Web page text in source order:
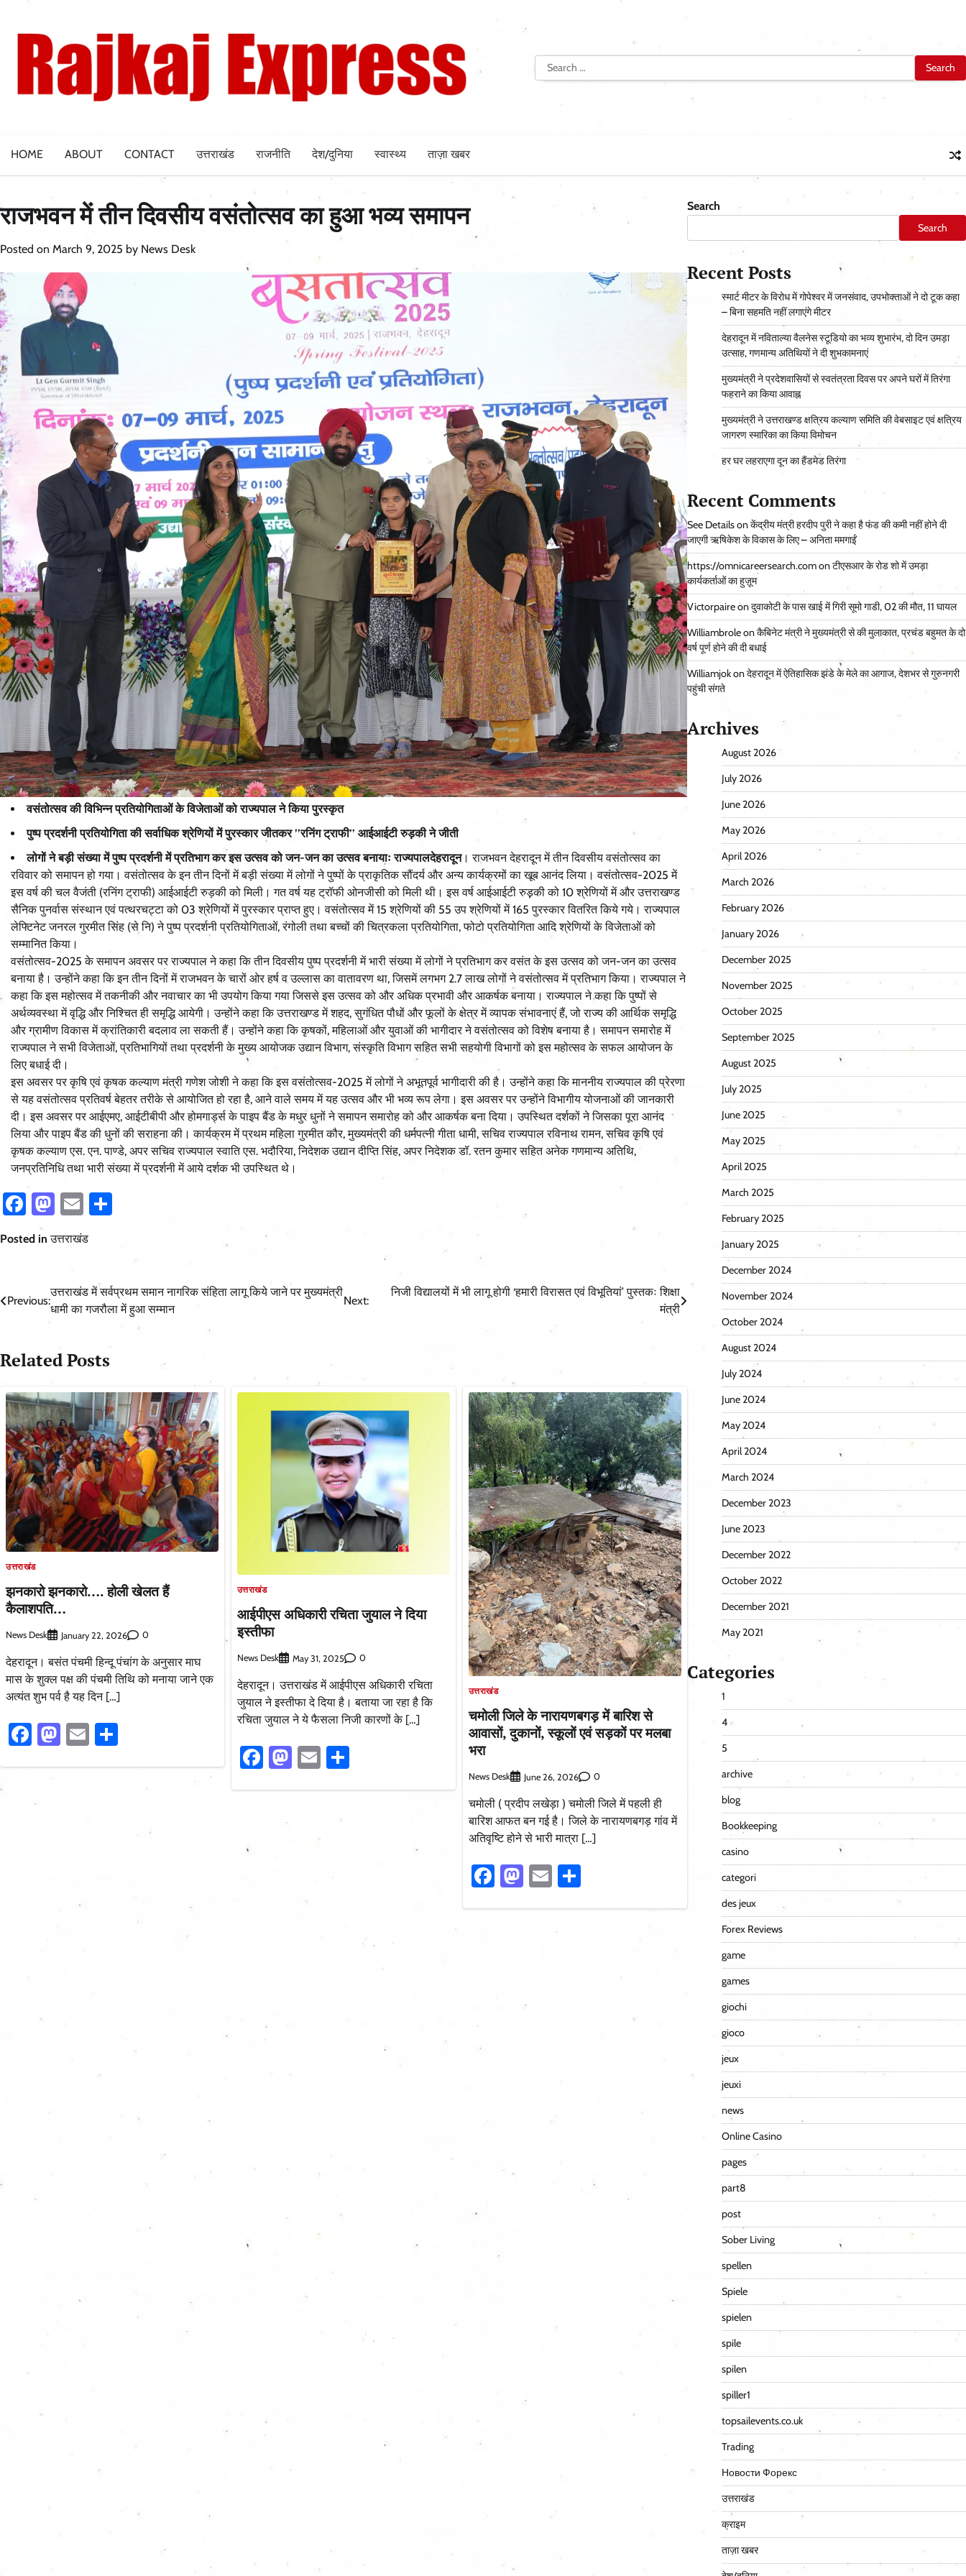
content
Search
for:
HOME ABOUT CONTACT उत्तराखंड राजनीति देश/दुनिया स्वास्थ्य ताज़ा खबर
राजभवन में तीन दिवसीय वसंतोत्सव का हुआ भव्य समापन
Posted on March 9, 2025 by News Desk
वसंतोत्सव की विभिन्न प्रतियोगिताओं के विजेताओं को राज्यपाल ने किया पुरस्कृत
पुष्प प्रदर्शनी प्रतियोगिता की सर्वाधिक श्रेणियों में पुरस्कार जीतकर ’’रनिंग ट्राफी’’ आईआईटी रुड़की ने जीती
लोगों ने बड़ी संख्या में पुष्प प्रदर्शनी में प्रतिभाग कर इस उत्सव को जन-जन का उत्सव बनायाः राज्यपालदेहरादून। राजभवन देहरादून में तीन दिवसीय वसंतोत्सव का
रविवार को समापन हो गया। वसंतोत्सव के इन तीन दिनों में बड़ी संख्या में लोगों ने पुष्पों के प्राकृतिक सौंदर्य और अन्य कार्यक्रमों का खूब आनंद लिया। वसंतोत्सव-2025 में
इस वर्ष की चल वैजंती (रनिंग ट्राफी) आईआईटी रुड़की को मिली। गत वर्ष यह ट्रॉफी ओनजीसी को मिली थी। इस वर्ष आईआईटी रुड़़की को 10 श्रेणियों में और उत्तराखण्ड
सैनिक पुनर्वास संस्थान एवं पत्थरचट्टा को 03 श्रेणियों में पुरस्कार प्राप्त हुए। वसंतोत्सव में 15 श्रेणियों की 55 उप श्रेणियों में 165 पुरस्कार वितरित किये गये। राज्यपाल
लेफ्टिनेट जनरल गुरमीत सिंह (से नि) ने पुष्प प्रदर्शनी प्रतियोगिताओं, रंगोली तथा बच्चों की चित्रकला प्रतियोगिता, फोटो प्रतियोगिता आदि श्रेणियों के विजेताओं को
सम्मानित किया।
वसंतोत्सव-2025 के समापन अवसर पर राज्यपाल ने कहा कि तीन दिवसीय पुष्प प्रदर्शनी में भारी संख्या में लोगों ने प्रतिभाग कर वसंत के इस उत्सव को जन-जन का उत्सव
बनाया है। उन्होंने कहा कि इन तीन दिनों में राजभवन के चारों ओर हर्ष व उल्लास का वातावरण था, जिसमें लगभग 2.7 लाख लोगों ने वसंतोत्सव में प्रतिभाग किया। राज्यपाल ने
कहा कि इस महोत्सव में तकनीकी और नवाचार का भी उपयोग किया गया जिससे इस उत्सव को और अधिक प्रभावी और आकर्षक बनाया। राज्यपाल ने कहा कि पुष्पों से
अर्थव्यवस्था में वृद्धि और निश्चित ही समृद्धि आयेगी। उन्होंने कहा कि उत्तराखण्ड में शहद, सुगंधित पौधों और फूलों के क्षेत्र में व्यापक संभावनाएं हैं, जो राज्य की आर्थिक समृद्धि
और ग्रामीण विकास में क्रांतिकारी बदलाव ला सकती हैं। उन्होंने कहा कि कृषकों, महिलाओं और युवाओं की भागीदार ने वसंतोत्सव को विशेष बनाया है। समापन समारोह में
राज्यपाल ने सभी विजेताओं, प्रतिभागियों तथा प्रदर्शनी के मुख्य आयोजक उद्यान विभाग, संस्कृति विभाग सहित सभी सहयोगी विभागों को इस महोत्सव के सफल आयोजन के
लिए बधाई दी।
इस अवसर पर कृषि एवं कृषक कल्याण मंत्री गणेश जोशी ने कहा कि इस वसंतोत्सव-2025 में लोगों ने अभूतपूर्व भागीदारी की है। उन्होंने कहा कि माननीय राज्यपाल की प्रेरणा
से यह वसंतोत्सव प्रतिवर्ष बेहतर तरीके से आयोजित हो रहा है, आने वाले समय में यह उत्सव और भी भव्य रूप लेगा। इस अवसर पर उन्होंने विभागीय योजनाओं की जानकारी
दी। इस अवसर पर आईएमए, आईटीबीपी और होमगार्ड्स के पाइप बैंड के मधुर धुनों ने समापन समारोह को और आकर्षक बना दिया। उपस्थित दर्शकों ने जिसका पूरा आनंद
लिया और पाइप बैंड की धुनों की सराहना की। कार्यक्रम में प्रथम महिला गुरमीत कौर, मुख्यमंत्री की धर्मपत्नी गीता धामी, सचिव राज्यपाल रविनाथ रामन, सचिव कृषि एवं
कृषक कल्याण एस. एन. पाण्डे, अपर सचिव राज्यपाल स्वाति एस. भदौरिया, निदेशक उद्यान दीप्ति सिंह, अपर निदेशक डॉ. रतन कुमार सहित अनेक गणमान्य अतिथि,
जनप्रतिनिधि तथा भारी संख्या में प्रदर्शनी में आये दर्शक भी उपस्थित थे।
Facebook
Mastodon
Email
Posted inउत्तराखंड
Post
navigation
Previous:
उत्तराखंड में सर्वप्रथम समान नागरिक संहिता लागू किये जाने पर मुख्यमंत्री
धामी का गजरौला में हुआ सम्मान
Next:
निजी विद्यालयों में भी लागू होगी ‘हमारी विरासत एवं विभूतियां’ पुस्तकः शिक्षा
मंत्री
Related Posts
उत्तराखंड
झनकारो झनकारो…. होली खेलत हैं
कैलाशपति…
News Desk January 22, 2026 0
देहरादून। बसंत पंचमी हिन्दू पंचांग के अनुसार माघ
मास के शुक्ल पक्ष की पंचमी तिथि को मनाया जाने एक
अत्यंत शुभ पर्व है यह दिन […]
Facebook
Mastodon
Email
उत्तराखंड
आईपीएस अधिकारी रचिता जुयाल ने दिया
इस्तीफा
News Desk May 31, 2025 0
देहरादून। उत्तराखंड में आईपीएस अधिकारी रचिता
जुयाल ने इस्तीफा दे दिया है। बताया जा रहा है कि
रचिता जुयाल ने ये फैसला निजी कारणों के […]
Facebook
Mastodon
EmailShare
उत्तराखंड
चमोली जिले के नारायणबगड़ में बारिश से
आवासों, दुकानों, स्कूलों एवं सड़कों पर मलबा
भरा
News Desk June 26, 2026 0
चमोली ( प्रदीप लखेड़ा ) चमोली जिले में पहली ही
बारिश आफत बन गई है। जिले के नारायणबगड़ गांव में
अतिवृष्टि होने से भारी मात्रा […]
Facebook
Mastodon
EmailShare
Search
Search
Recent Posts
स्मार्ट मीटर के विरोध में गोपेश्वर में जनसंवाद, उपभोक्ताओं ने दो टूक कहा
– बिना सहमति नहीं लगाएंगे मीटर
देहरादून में नविताल्या वैलनेस स्टूडियो का भव्य शुभारंभ, दो दिन उमड़ा
उत्साह, गणमान्य अतिथियों ने दी शुभकामनाएं
मुख्यमंत्री ने प्रदेशवासियों से स्वतंत्रता दिवस पर अपने घरों में तिरंगा
फहराने का किया आवाह्न
मुख्यमंत्री ने उत्तराखण्ड क्षत्रिय कल्याण समिति की वेबसाइट एवं क्षत्रिय
जागरण स्मारिका का किया विमोचन
हर घर लहराएगा दून का हैंडमेड तिरंगा
Recent Comments
See Detailsonकेंद्रीय मंत्री हरदीप पुरी ने कहा है फंड की कमी नहीं होने दी
जाएगी ऋषिकेश के विकास के लिए – अनिता ममगाईं
https://omnicareersearch.comonटीएसआर के रोड शो में उमड़ा
कार्यकर्ताओं का हुज़ूम
Victorpaireonदुवाकोटी के पास खाई में गिरी सूमो गाडी, 02 की मौत, 11 घायल
Williambroleonकैबिनेट मंत्री ने मुख्यमंत्री से की मुलाकात, प्रचंड बहुमत के दो
वर्ष पूर्ण होने की दी बधाई
Williamjokonदेहरादून में ऐतिहासिक झंडे के मेले का आगाज, देशभर से गुरुनगरी
पहुंची संगते
Archives
August 2026
July 2026
June 2026
May 2026
April 2026
March 2026
February 2026
January 2026
December 2025
November 2025
October 2025
September 2025
August 2025
July 2025
June 2025
May 2025
April 2025
March 2025
February 2025
January 2025
December 2024
November 2024
October 2024
August 2024
July 2024
June 2024
May 2024
April 2024
March 2024
December 2023
June 2023
December 2022
October 2022
December 2021
May 2021
Categories
1
4
5
archive
blog
Bookkeeping
casino
categori
des jeux
Forex Reviews
game
games
giochi
gioco
jeux
jeuxi
news
Online Casino
pages
part8
post
Sober Living
spellen
Spiele
spielen
spile
spilen
spiller1
topsailevents.co.uk
Trading
Новости Форекс
उत्तराखंड
क्राइम
ताज़ा खबर